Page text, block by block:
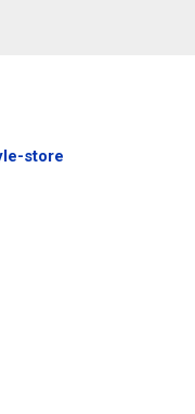
て「コンドロイチン」と
賞味期限は気にしたこ
体に行き渡る程度かき混
入れたほうが、納豆のふ
」！ 1日1パックでコン
み続けるよりは、毎日
うから(想像) 関節の痛
store